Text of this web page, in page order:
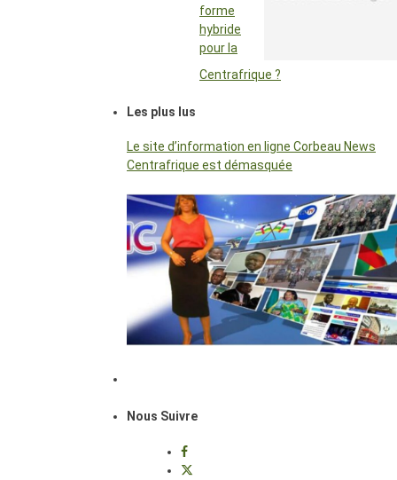
forme
hybride
pour la
Centrafrique ?
Les plus lus
Le site d’information en ligne Corbeau News
Centrafrique est démasquée
Nous Suivre